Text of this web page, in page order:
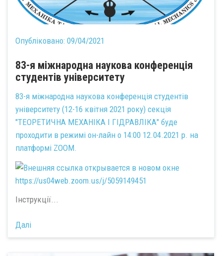
Опубліковано: 09/04/2021
83-я міжнародна наукова конференція
студентів університету
83-я міжнародна наукова конференція студентів
університету (12-16 квітня 2021 року) секція
"ТЕОРЕТИЧНА МЕХАНІКА І ГІДРАВЛІКА" буде
проходити в режимі он-лайн о 14:00 12.04.2021 р. на
платформі ZOOM.
https://us04web.zoom.us/j/5059149451
Інструкції...
Далі